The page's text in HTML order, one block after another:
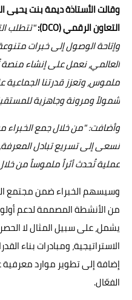
وقالت الأستاذة ديمة بنت يحيى
التعاون الرقمي (DCO
):
"تتطلب
وإتاحة الوصول إلى خبرات
العالمي، نعمل على إنشاء
ملموس، وتعزز قدرتنا الجماعية
شمولاً ومرونة وجاهزية
وأضافت: "من خلال جمع الخبراء
نسعى إلى تسريع تبادل
عملية تُحدث أثراً ملموساً من
وسيسهم الخبراء ضمن مجتمع
من الأنشطة المصممة لدعم
يشمل، على سبيل المثال لا
الاستراتيجية، ومبادرات بناء
إضافة إلى تطوير موارد معرفية
الفعّال.